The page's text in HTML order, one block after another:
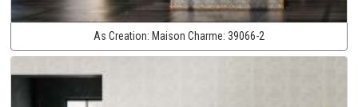
As Creation: Maison Charme: 39066-2